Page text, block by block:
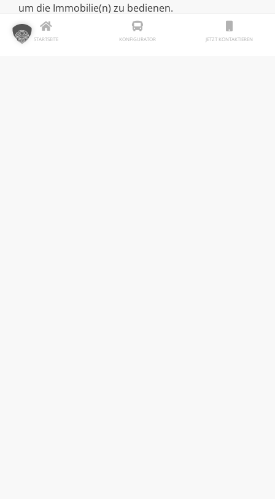
STARTSEITE KONFIGURATOR JETZT KONTAKTIEREN
um die Immobilie(n) zu bedienen.